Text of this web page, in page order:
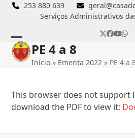
Skip
253 880 639
Serviços Administrativos
Twitter
Open
mobile
Close
mobile
PE 4 a 8
Início » Ementa 2022 » PE 4 a
This browser does not support
download the PDF to view it: